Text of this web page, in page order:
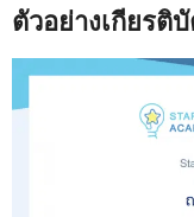
ตัวอย่างเกียรติ